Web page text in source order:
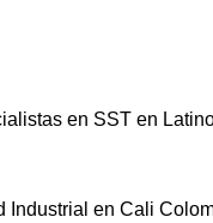
en SST en
Industrial en Cali